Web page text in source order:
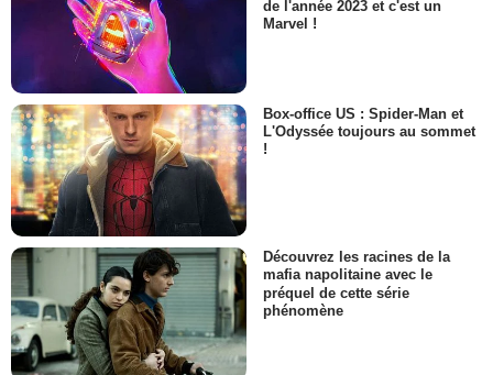
de l'année 2023 et c'est un
Marvel !
Box-office US : Spider-Man et
L'Odyssée toujours au sommet
!
Découvrez les racines de la
mafia napolitaine avec le
préquel de cette série
phénomène